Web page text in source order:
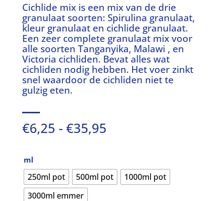
Cichlide mix is een mix van de drie
granulaat soorten: Spirulina granulaat,
kleur granulaat en cichlide granulaat.
Een zeer complete granulaat mix voor
alle soorten Tanganyika, Malawi , en
Victoria cichliden. Bevat alles wat
cichliden nodig hebben. Het voer zinkt
snel waardoor de cichliden niet te
gulzig eten.
€6,25 - €35,95Prijsklasse:
ml
250ml pot 500ml pot
1000ml pot
3000ml emmer